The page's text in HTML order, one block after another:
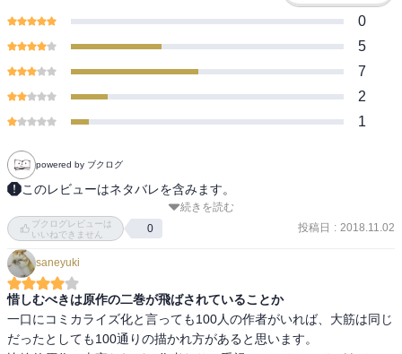
0
5
7
2
1
powered by ブクログ
このレビューはネタバレを含みます。
不幸な少年、上条当麻の部屋のベランダにある日、純白のシスター
が落ちてきた!? 大人気ライトノベル堂々コミカライズ化!（Amazon
紹介より）
続きを読む
ブクログレビューは
いいねできません
0 投稿日 : 2018.11.02
saneyuki
惜しむべきは原作の二巻が飛ばされていることか
一口にコミカライズ化と言っても100人の作者がいれば、大筋は同じ
だったとしても100通りの描かれ方があると思います。